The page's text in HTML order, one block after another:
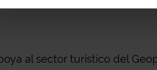
al sector turístico del